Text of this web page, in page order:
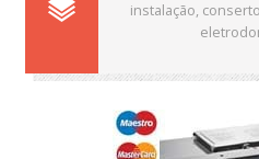
instalação,